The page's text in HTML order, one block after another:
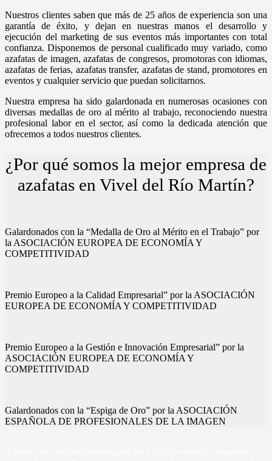
Nuestros clientes saben que más de 25 años de experiencia son una
garantía de éxito, y dejan en nuestras manos el desarrollo y
ejecución del marketing de sus eventos más importantes con total
confianza. Disponemos de personal cualificado muy variado, como
azafatas de imagen, azafatas de congresos, promotoras con idiomas,
azafatas de ferias, azafatas transfer, azafatas de stand, promotores en
eventos y cualquier servicio que puedan solicitarnos.
Nuestra empresa ha sido galardonada en numerosas ocasiones con
diversas medallas de oro al mérito al trabajo, reconociendo nuestra
profesional labor en el sector, así como la dedicada atención que
ofrecemos a todos nuestros clientes.
¿Por qué somos la mejor empresa de
azafatas en Vivel del Río Martín?
Galardonados con la “Medalla de Oro al Mérito en el Trabajo” por
la ASOCIACIÓN EUROPEA DE ECONOMÍA Y
COMPETITIVIDAD
Premio Europeo a la Calidad Empresarial” por la ASOCIACIÓN
EUROPEA DE ECONOMÍA Y COMPETITIVIDAD
Premio Europeo a la Gestión e Innovación Empresarial” por la
ASOCIACIÓN EUROPEA DE ECONOMÍA Y
COMPETITIVIDAD
Galardonados con la “Espiga de Oro” por la ASOCIACIÓN
ESPAÑOLA DE PROFESIONALES DE LA IMAGEN